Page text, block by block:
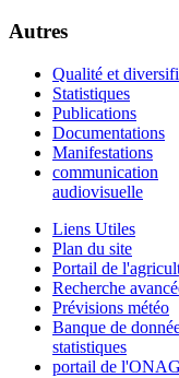
Autres
Qualité et
Statistiques
Publications
Documentations
Manifestations
communication
audiovisuelle
Liens Utiles
Plan du site
Portail de
Recherche
Prévisions météo
Banque de
statistiques
portail de